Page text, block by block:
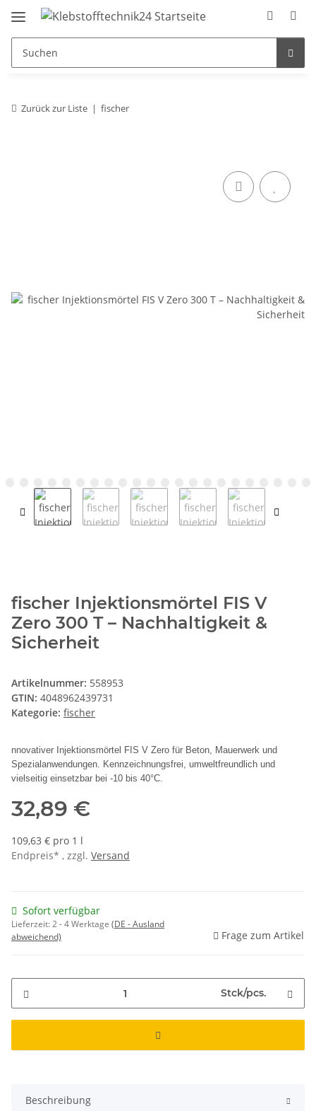
Zurück zur Liste fischer
fischer Injektionsmörtel FIS V
Zero 300 T – Nachhaltigkeit &
Sicherheit
Artikelnummer: 558953
GTIN: 4048962439731
Kategorie: fischer
nnovativer Injektionsmörtel FIS V Zero für Beton, Mauerwerk und
Spezialanwendungen. Kennzeichnungsfrei, umweltfreundlich und
vielseitig einsetzbar bei -10 bis 40°C.
32,89 €
109,63 € pro 1 l
Endpreis* , zzgl. Versand
Sofort verfügbar
Lieferzeit:2 - 4 Werktage (DE - Ausland
abweichend)
Frage zum Artikel
Stck/pcs.
Beschreibung